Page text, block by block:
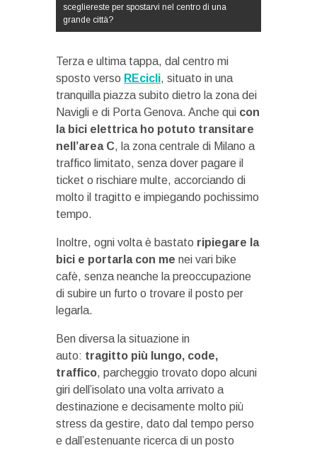
scegliereste per spostarvi nel centro di una
grande città?
Terza e ultima tappa, dal centro mi
sposto verso REcicli, situato in una
tranquilla piazza subito dietro la zona dei
Navigli e di Porta Genova. Anche qui con
la bici elettrica ho potuto transitare
nell’area C, la zona centrale di Milano a
traffico limitato, senza dover pagare il
ticket o rischiare multe, accorciando di
molto il tragitto e impiegando pochissimo
tempo.
Inoltre, ogni volta è bastato ripiegare la
bici e portarla con me nei vari bike
cafè, senza neanche la preoccupazione
di subire un furto o trovare il posto per
legarla.
Ben diversa la situazione in
auto: tragitto più lungo, code,
traffico, parcheggio trovato dopo alcuni
giri dell’isolato una volta arrivato a
destinazione e decisamente molto più
stress da gestire, dato dal tempo perso
e dall’estenuante ricerca di un posto